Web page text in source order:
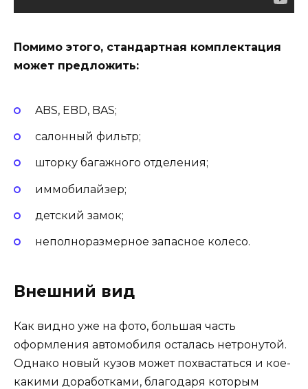
Помимо этого, стандартная комплектация
может предложить:
ABS, EBD, BAS;
салонный фильтр;
шторку багажного отделения;
иммобилайзер;
детский замок;
неполноразмерное запасное колесо.
Внешний вид
Как видно уже на фото, большая часть
оформления автомобиля осталась нетронутой.
Однако новый кузов может похвастаться и кое-
какими доработками, благодаря которым